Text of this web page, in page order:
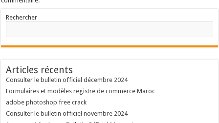
Rechercher
Articles récents
Consulter le bulletin officiel décembre 2024
Formulaires et modèles registre de commerce Maroc
adobe photoshop free crack
Consulter le bulletin officiel novembre 2024